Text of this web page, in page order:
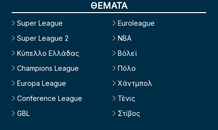
ΘΕΜΑΤΑ
Super League
Super League 2
Κύπελλο Ελλάδας
Champions League
Europa League
Conference League
GBL
Euroleague
NBA
Βόλεϊ
Πόλο
Χάντμπολ
Τένις
Στίβος